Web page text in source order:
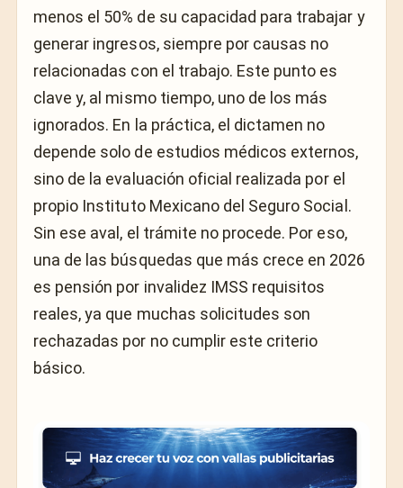
menos el 50% de su capacidad para trabajar y
generar ingresos, siempre por causas no
relacionadas con el trabajo. Este punto es
clave y, al mismo tiempo, uno de los más
ignorados. En la práctica, el dictamen no
depende solo de estudios médicos externos,
sino de la evaluación oficial realizada por el
propio Instituto Mexicano del Seguro Social .
Sin ese aval, el trámite no procede. Por eso,
una de las búsquedas que más crece en 2026
es pensión por invalidez IMSS requisitos
reales, ya que muchas solicitudes son
rechazadas por no cumplir este criterio
básico.